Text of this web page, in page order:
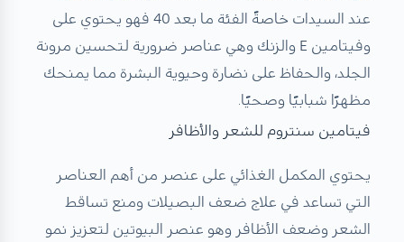
عند السيدات خاصةً الفئة ما بعد 40 فهو يحتوي على
وفيتامين E والزنك وهي عناصر ضرورية لتحسين مرونة
الجلد، والحفاظ على نضارة وحيوية البشرة مما يمنحك
مظهرًا شبابيًا وصحيًا.
فيتامين سنتروم للشعر والأظافر
يحتوي المكمل الغذائي على عنصر من أهم العناصر
التي تساعد في علاج ضعف البصيلات ومنع تساقط
الشعر وضعف الأظافر وهو عنصر البيوتين لتعزيز نمو